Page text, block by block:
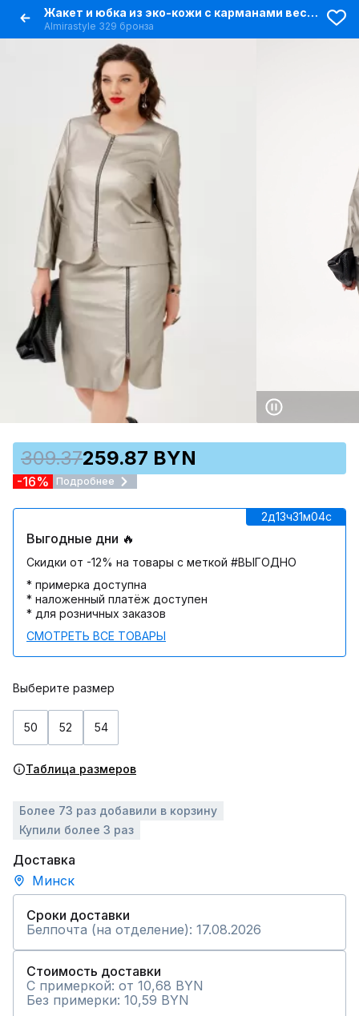
Жакет и юбка из эко-кожи с карманами весенне-демисезон
Almirastyle 329 бронза
309.37259.87 BYN
-16% Подробнее
2д13ч31м04c
Выгодные дни 🔥
Скидки от -12% на товары с меткой #ВЫГОДНО
* примерка доступна
* наложенный платёж доступен
* для розничных заказов
СМОТРЕТЬ ВСЕ ТОВАРЫ
Выберите размер
50 52 54
Таблица размеров
Более 73 раз добавили в корзину
Купили более 3 раз
Доставка
Минск
Сроки доставки
Белпочта (на отделение): 17.08.2026
Стоимость доставки
С примеркой: от 10,68 BYN
Без примерки: 10,59 BYN